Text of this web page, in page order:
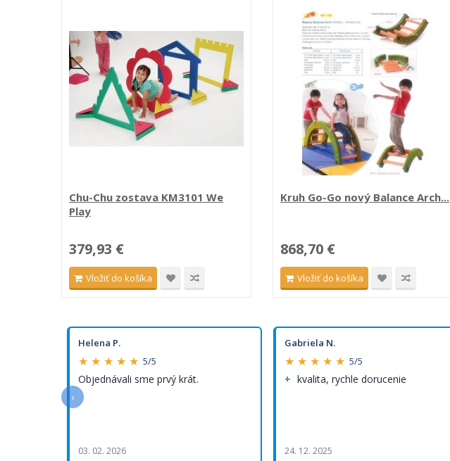
Chu-Chu zostava KM3101 We
Play
379,93 €
Vložiť do košíka
Kruh Go-Go nový Balance Arch...
868,70 €
Vložiť do košíka
Helena P.
★ ★ ★ ★ ★ 5/5
Objednávali sme prvý krát.
03. 02. 2026
Gabriela N.
★ ★ ★ ★ ★ 5/5
kvalita, rychle dorucenie
24. 12. 2025
‹